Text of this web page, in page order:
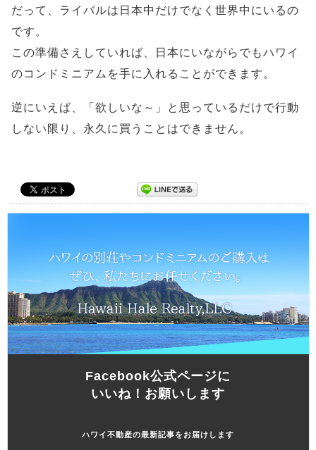
だって、ライバルは日本中だけでなく世界中にいるの
です。
この準備さえしていれば、日本にいながらでもハワイ
のコンドミニアムを手に入れることができます。
逆にいえば、「欲しいな～」と思っているだけで行動
しない限り、永久に買うことはできません。
Facebook公式ページに
いいね！お願いします
ハワイ不動産の最新記事をお届けします